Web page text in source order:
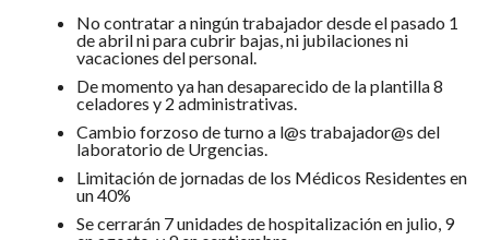
No contratar a ningún trabajador desde el pasado 1
de abril ni para cubrir bajas, ni jubilaciones ni
vacaciones del personal.
De momento ya han desaparecido de la plantilla 8
celadores y 2 administrativas.
Cambio forzoso de turno a l@s trabajador@s del
laboratorio de Urgencias.
Limitación de jornadas de los Médicos Residentes en
un 40%
Se cerrarán 7 unidades de hospitalización en julio, 9